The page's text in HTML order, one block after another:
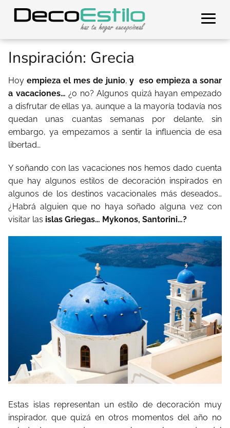
Inspiración: Grecia
Hoy empieza el mes de junio,y eso empieza a sonar
a vacaciones… ¿o no? Algunos quizá hayan empezado
a disfrutar de ellas ya, aunque a la mayoría todavía nos
quedan unas cuantas semanas por delante, sin
embargo, ya empezamos a sentir la influencia de esa
libertad…
Y soñando con las vacaciones nos hemos dado cuenta
que hay algunos estilos de decoración inspirados en
algunos de los destinos vacacionales más deseados…
¿Habrá alguien que no haya soñado alguna vez con
visitar las islas Griegas… Mykonos, Santorini…?
Estas islas representan un estilo de decoración muy
inspirador, que quizá en otros momentos del año no